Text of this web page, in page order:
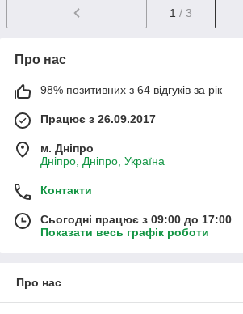
1 / 3
Про нас
98% позитивних з 64 відгуків за рік
Працює з 26.09.2017
м. Дніпро
Дніпро, Дніпро, Україна
Контакти
Сьогодні працює з 09:00 до 17:00
Показати весь графік роботи
Про нас